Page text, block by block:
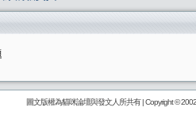
圖文版權為貓咪論壇與發文人所共有 | Copyright ©